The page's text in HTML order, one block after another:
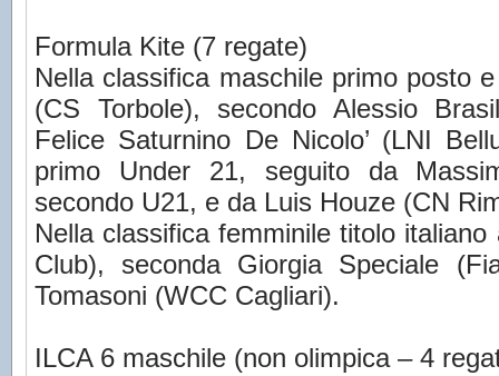
Formula Kite (7 regate)
Nella classifica maschile primo posto
(CS Torbole), secondo Alessio
Felice Saturnino De Nicolo’ (LNI
primo Under 21, seguito da
secondo U21, e da Luis Houze (CN
Nella classifica femminile titolo
Club), seconda Giorgia Speciale
Tomasoni (WCC Cagliari).
ILCA 6 maschile (non olimpica – 4